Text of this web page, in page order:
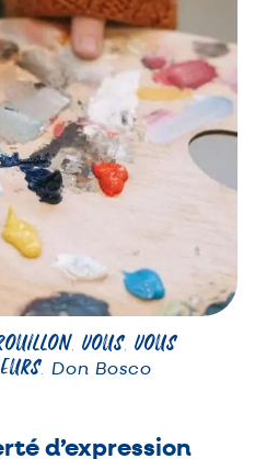
VOUS, VOUS
Don Bosco
d’expression